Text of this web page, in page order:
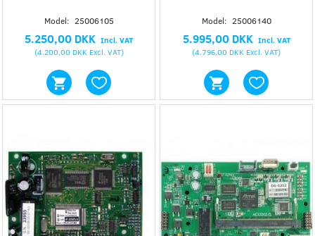
Model: 25006105
5.250,00 DKK Incl. VAT
(4.200,00 DKK Excl. VAT)
Model: 25006140
5.995,00 DKK Incl. VAT
(4.796,00 DKK Excl. VAT)